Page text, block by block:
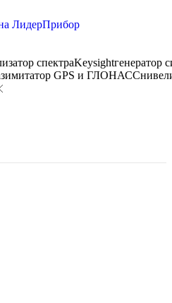
спектраKeysightгенератор
имитатор GPS и ГЛОНАСС